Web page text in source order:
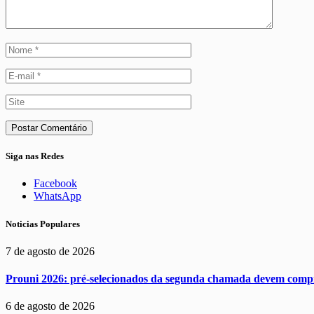
Siga nas Redes
Facebook
WhatsApp
Noticias Populares
7 de agosto de 2026
Prouni 2026: pré-selecionados da segunda chamada devem
6 de agosto de 2026